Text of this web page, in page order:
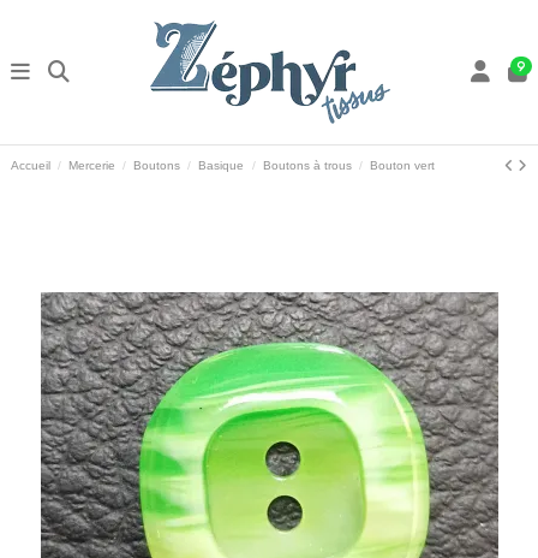
9
Accueil Mercerie Boutons Basique Boutons à trous Bouton vert